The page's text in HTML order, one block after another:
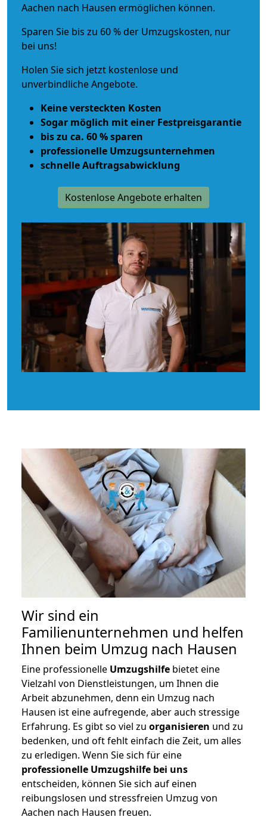
Aachen nach Hausen ermöglichen können.
Sparen Sie bis zu 60 % der Umzugskosten, nur
bei uns!
Holen Sie sich jetzt kostenlose und
unverbindliche Angebote.
Keine versteckten Kosten
Sogar möglich mit einer Festpreisgarantie
bis zu ca. 60 % sparen
professionelle Umzugsunternehmen
schnelle Auftragsabwicklung
Kostenlose Angebote erhalten
Wir sind ein
Familienunternehmen und helfen
Ihnen beim Umzug nach Hausen
Eine professionelle Umzugshilfe bietet eine
Vielzahl von Dienstleistungen, um Ihnen die
Arbeit abzunehmen, denn ein Umzug nach
Hausen ist eine aufregende, aber auch stressige
Erfahrung. Es gibt so viel zu organisieren und zu
bedenken, und oft fehlt einfach die Zeit, um alles
zu erledigen. Wenn Sie sich für eine
professionelle Umzugshilfe bei uns
entscheiden, können Sie sich auf einen
reibungslosen und stressfreien Umzug von
Aachen nach Hausen freuen.